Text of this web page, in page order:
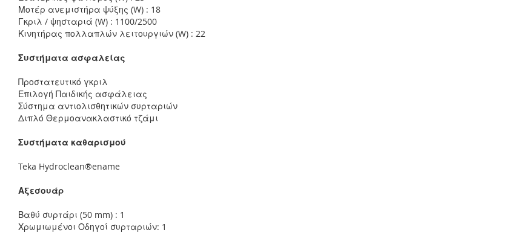
Μοτέρ ανεμιστήρα ψύξης (W) : 18
Γκριλ / ​​ψησταριά (W) : 1100/2500
Κινητήρας πολλαπλών λειτουργιών (W) : 22
Συστήματα ασφαλείας
Προστατευτικό γκριλ
Επιλογή Παιδικής ασφάλειας
Σύστημα αντιολισθητικών συρταριών
Διπλό Θερμοανακλαστικό τζάμι
Συστήματα καθαρισμού
Teka Hydroclean®ename
Αξεσουάρ
Βαθύ συρτάρι (50 mm) : 1
Χρωμιωμένοι Οδηγοί συρταριών: 1